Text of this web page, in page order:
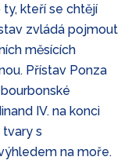
kteří se chtějí
zvládá pojmout
měsících
Přístav Ponza
IV. na konci
s
na moře.